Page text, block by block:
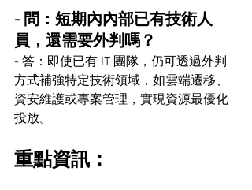
- 問：短期內內部已有技術人
員，還需要外判嗎？
- 答：即使已有 IT 團隊，仍可透過外判
方式補強特定技術領域，如雲端遷移、
資安維護或專案管理，實現資源最優化
投放。
重點資訊：